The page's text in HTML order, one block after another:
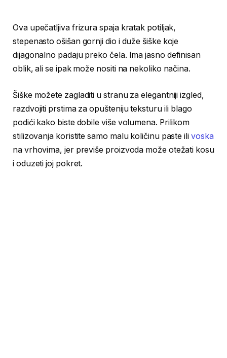
Ova upečatljiva frizura spaja kratak potiljak,
stepenasto ošišan gornji dio i duže šiške koje
dijagonalno padaju preko čela. Ima jasno definisan
oblik, ali se ipak može nositi na nekoliko načina.
Šiške možete zagladiti u stranu za elegantniji izgled,
razdvojiti prstima za opušteniju teksturu ili blago
podići kako biste dobile više volumena. Prilikom
stilizovanja koristite samo malu količinu paste ili voska
na vrhovima, jer previše proizvoda može otežati kosu
i oduzeti joj pokret.